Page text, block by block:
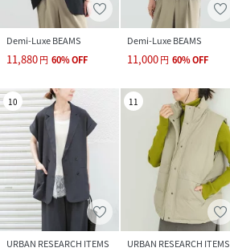
Demi-Luxe BEAMS
11,880円 60%OFF
Demi-Luxe BEAMS
11,000円 60%OFF
10
URBAN RESEARCH ITEMS
11
URBAN RESEARCH ITEMS